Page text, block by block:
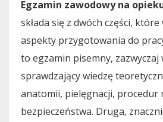
Egzamin zawodowy na
składa się z dwóch części,
aspekty przygotowania do
to egzamin pisemny,
sprawdzający wiedzę
anatomii, pielęgnacji, procedur
bezpieczeństwa. Druga,